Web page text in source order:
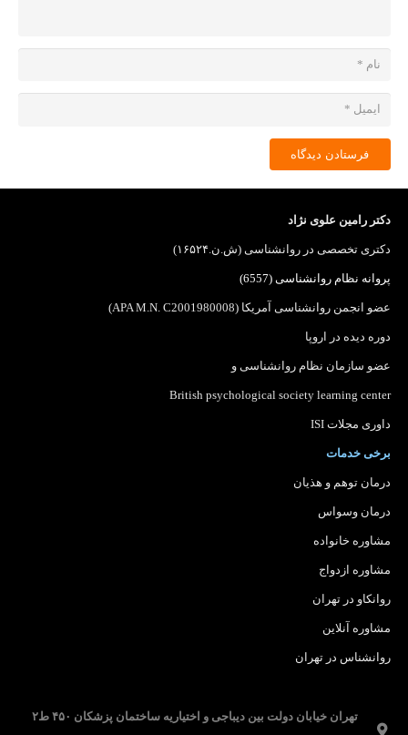
فرستادن دیدگاه
دکتر رامین علوی نژاد
دکتری تخصصی در روانشناسی (ش.ن.۱۶۵۲۴)
پروانه نظام روانشناسی (6557)
عضو انجمن روانشناسی آمریکا (APA M.N. C2001980008)
دوره دیده در اروپا
عضو سازمان نظام روانشناسیو
British psychological society learning center
داوری مجلات ISI
برخی خدمات
درمان توهم و هذیان
درمان وسواس
مشاوره خانواده
مشاوره ازدواج
روانکاو در تهران
مشاوره آنلاین
روانشناس در تهران
تهران خیابان دولت بین دیباجی و اختیاریه ساختمان پزشکان ۴۵۰ ط۲